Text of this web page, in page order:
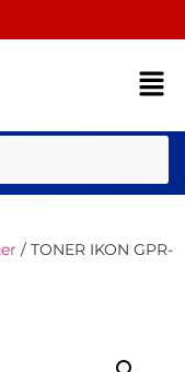
/ TONER IKON GPR-